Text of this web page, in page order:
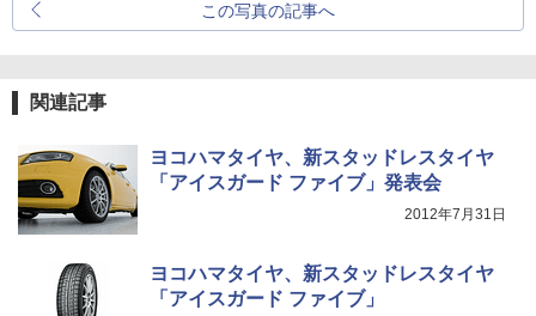
この写真の記事へ
関連記事
ヨコハマタイヤ、新スタッドレスタイヤ
「アイスガード ファイブ」発表会
2012年7月31日
ヨコハマタイヤ、新スタッドレスタイヤ
「アイスガード ファイブ」